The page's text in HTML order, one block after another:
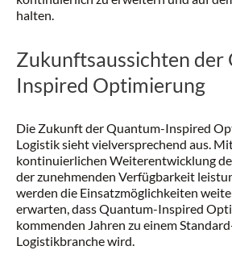
halten.
Zukunftsaussichten der
Inspired Optimierung
Die Zukunft der Quantum-Inspired
Logistik sieht vielversprechend aus.
kontinuierlichen Weiterentwicklung
der zunehmenden Verfügbarkeit
werden die Einsatzmöglichkeiten
erwarten, dass Quantum-Inspired
kommenden Jahren zu einem
Logistikbranche wird.